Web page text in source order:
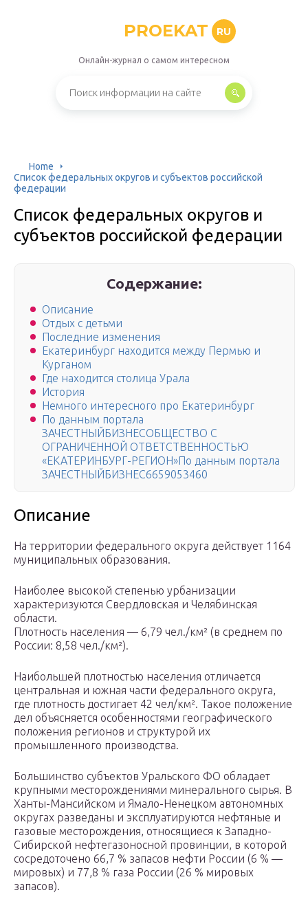
PROEKAT RU
Онлайн-журнал о самом интересном
Home
Список федеральных округов и субъектов российской
федерации
Список федеральных округов и
субъектов российской федерации
Содержание:
Описание
Отдых с детьми
Последние изменения
Екатеринбург находится между Пермью и
Курганом
Где находится столица Урала
История
Немного интересного про Екатеринбург
По данным портала
ЗАЧЕСТНЫЙБИЗНЕСОБЩЕСТВО С
ОГРАНИЧЕННОЙ ОТВЕТСТВЕННОСТЬЮ
«ЕКАТЕРИНБУРГ-РЕГИОН»По данным портала
ЗАЧЕСТНЫЙБИЗНЕС6659053460
Описание
На территории федерального округа действует 1164
муниципальных образования.
Наиболее высокой степенью урбанизации
характеризуются Свердловская и Челябинская
области.
Плотность населения — 6,79 чел./км² (в среднем по
России: 8,58 чел./км²).
Наибольшей плотностью населения отличается
центральная и южная части федерального округа,
где плотность достигает 42 чел/км². Такое положение
дел объясняется особенностями географического
положения регионов и структурой их
промышленного производства.
Большинство субъектов Уральского ФО обладает
крупными месторождениями минерального сырья. В
Ханты-Мансийском и Ямало-Ненецком автономных
округах разведаны и эксплуатируются нефтяные и
газовые месторождения, относящиеся к Западно-
Сибирской нефтегазоносной провинции, в которой
сосредоточено 66,7 % запасов нефти России (6 % —
мировых) и 77,8 % газа России (26 % мировых
запасов).